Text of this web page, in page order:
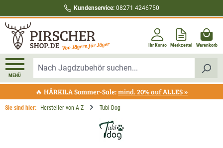
Kundenservice: 08271 4246750
Ihr Konto Merkzettel Warenkorb
MENÜ
🔥 HÄRKILA Sommer-Sale:mind. 20% auf ALLES »
Sie sind hier: Hersteller von A-Z Tubi Dog